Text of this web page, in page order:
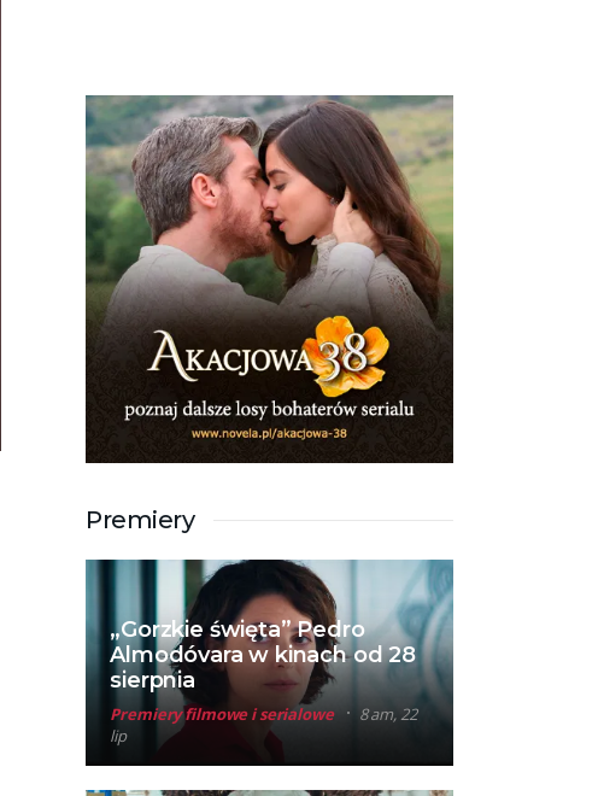
Premiery
„Gorzkie święta” Pedro
Almodóvara w kinach od 28
sierpnia
Premiery filmowe i serialowe
8 am, 22
lip